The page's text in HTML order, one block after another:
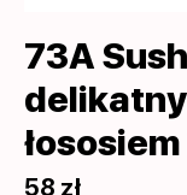
73A
58 zł